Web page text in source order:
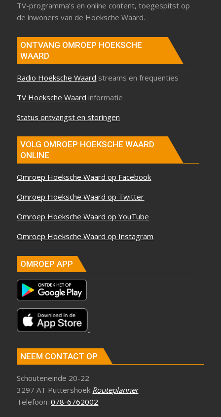
TV-programma’s en online content, toegespitst op
de inwoners van de Hoeksche Waard.
ONTVANG OMROEP HOEKSCHE
WAARD
Radio Hoeksche Waard streams en frequenties
TV Hoeksche Waard informatie
Status ontvangst en storingen
VOLG OMROEP HOEKSCHE WAARD
ONLINE
Omroep Hoeksche Waard op Facebook
Omroep Hoeksche Waard op Twitter
Omroep Hoeksche Waard op YouTube
Omroep Hoeksche Waard op Instagram
OMROEP APP
NEEM CONTACT OP
Schouteneinde 20-22
3297 AT Puttershoek Routeplanner
Telefoon:078-6762002